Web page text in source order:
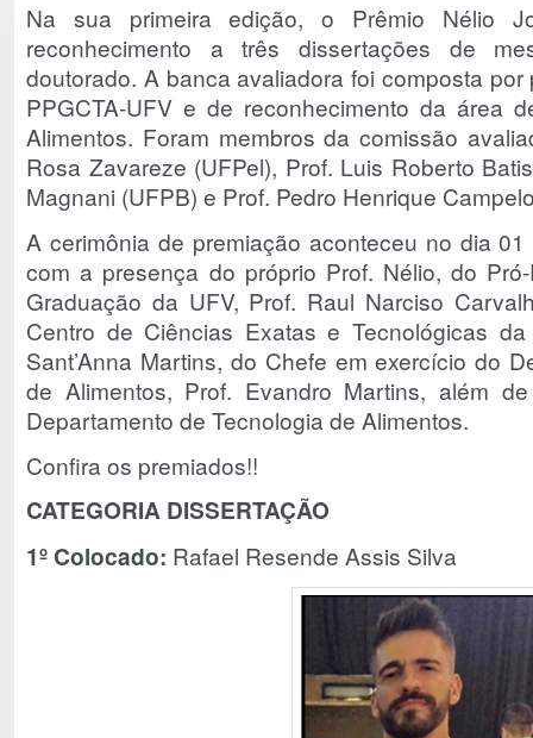
Na sua primeira edição, o Prêmio Nélio
reconhecimento a três dissertações de
doutorado. A banca avaliadora foi composta
PPGCTA-UFV e de reconhecimento da área
Alimentos. Foram membros da comissão
Rosa Zavareze (UFPel), Prof. Luis Roberto
Magnani (UFPB) e Prof. Pedro Henrique
A cerimônia de premiação aconteceu no dia
com a presença do próprio Prof. Nélio, do
Graduação da UFV, Prof. Raul Narciso
Centro de Ciências Exatas e Tecnológicas
Sant’Anna Martins, do Chefe em exercício do
de Alimentos, Prof. Evandro Martins, além
Departamento de Tecnologia de Alimentos.
Confira os premiados!!
CATEGORIA DISSERTAÇÃO
1º Colocado: Rafael Resende Assis Silva